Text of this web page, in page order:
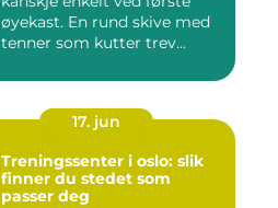
øyekast. En rund skive med
tenner som kutter trev...
17. jun
Treningssenter i oslo: slik
finner du stedet som
passer deg